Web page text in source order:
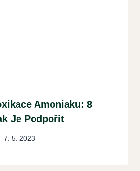
Amoniaku: 8
Je Podpořit
7. 5. 2023